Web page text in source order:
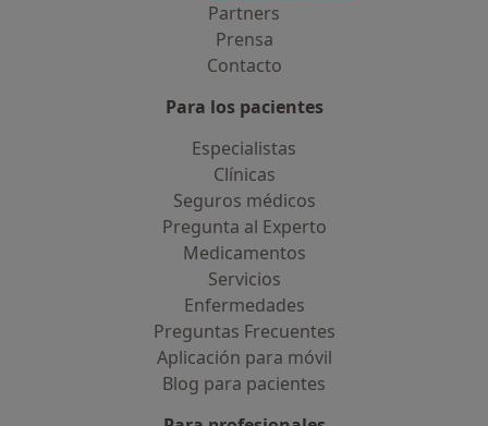
Partners
Prensa
Contacto
Para los pacientes
Especialistas
Clínicas
Seguros médicos
Pregunta al Experto
Medicamentos
Servicios
Enfermedades
Preguntas Frecuentes
Aplicación para móvil
Blog para pacientes